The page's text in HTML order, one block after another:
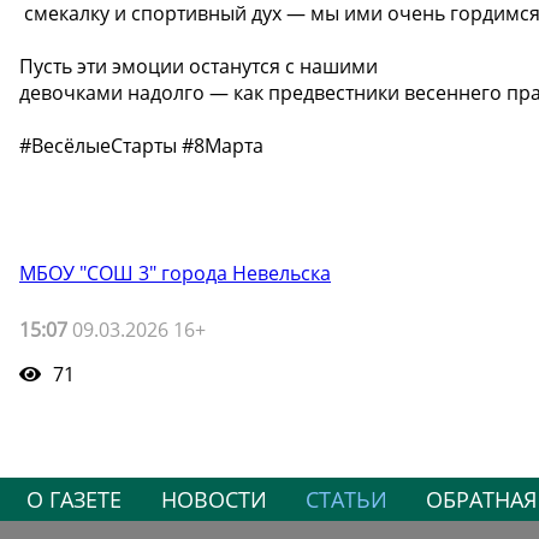
смекалку и спортивный дух — мы ими очень
Пусть эти эмоции останутся с нашими
девочками надолго — как предвестники весеннего
#ВесёлыеСтарты #8Марта
МБОУ "СОШ 3" города Невельска
15:07 09.03.2026 16+
71
О ГАЗЕТЕ НОВОСТИ СТАТЬИ